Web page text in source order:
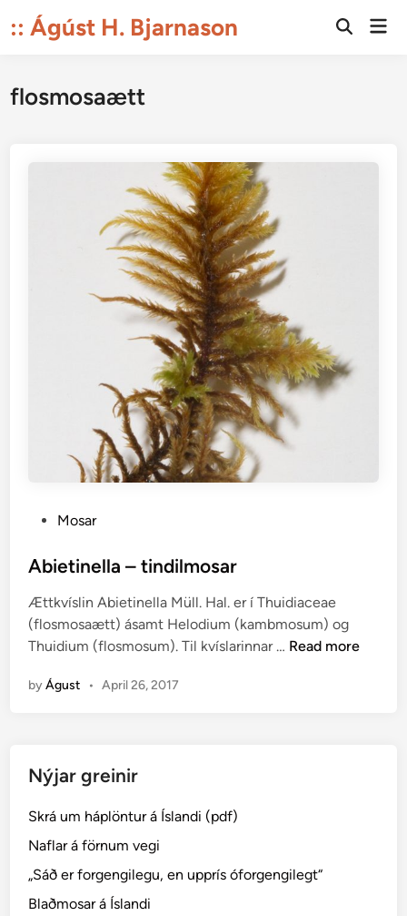
to:: Ágúst H. Bjarnason
Open
flosmosaætt
s
e
d
i
Mosar
Abietinella – tindilmosar
Ættkvíslin Abietinella Müll. Hal. er í Thuidiaceae
(flosmosaætt) ásamt Helodium (kambmosum) og
Thuidium (flosmosum). Til kvíslarinnar … A
–
Read more
byÁgust • April 26, 2017
Nýjar greinir
Skrá um háplöntur á Íslandi (pdf)
Naflar á förnum vegi
„Sáð er forgengilegu, en upprís óforgengilegt“
Blaðmosar á Íslandi